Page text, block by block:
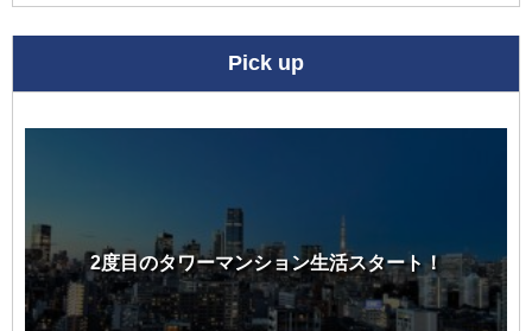
Pick up
2度目のタワーマンション生活スタート！